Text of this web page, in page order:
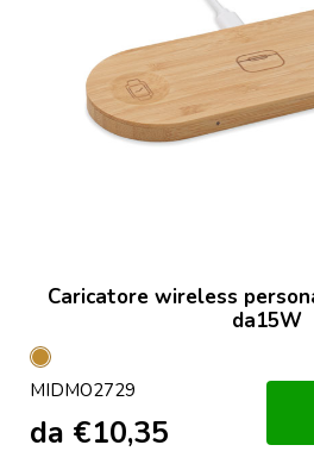
Caricatore wireless
da15W
Legno
MIDMO2729
da €10,35